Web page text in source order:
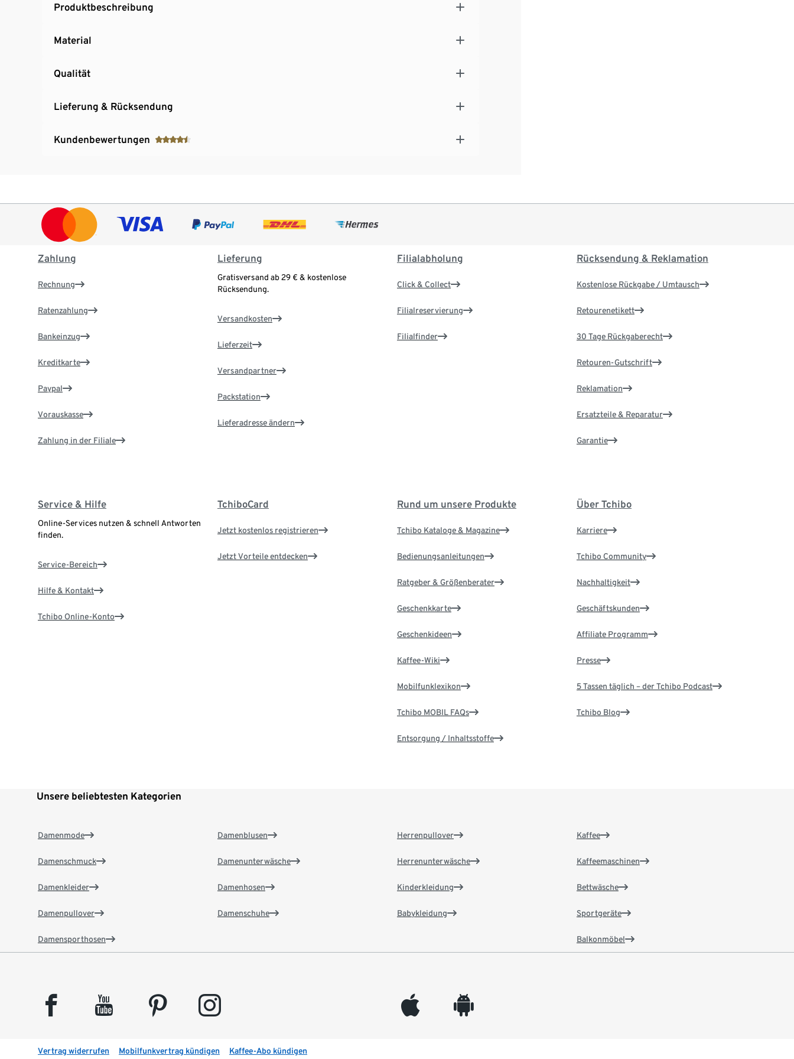
Produktbeschreibung
Material
Qualität
Lieferung & Rücksendung
Kundenbewertungen
Zahlung
Rechnung
Ratenzahlung
Bankeinzug
Kreditkarte
Paypal
Vorauskasse
Zahlung in der Filiale
Lieferung
Gratisversand ab 29 € & kostenlose
Rücksendung.
Versandkosten
Lieferzeit
Versandpartner
Packstation
Lieferadresse ändern
Filialabholung
Click & Collect
Filialreservierung
Filialfinder
Rücksendung & Reklamation
Kostenlose Rückgabe / Umtausch
Retourenetikett
30 Tage Rückgaberecht
Retouren-Gutschrift
Reklamation
Ersatzteile & Reparatur
Garantie
Service & Hilfe
Online-Services nutzen & schnell Antworten
finden.
Service-Bereich
Hilfe & Kontakt
Tchibo Online-Konto
TchiboCard
Jetzt kostenlos registrieren
Jetzt Vorteile entdecken
Rund um unsere Produkte
Tchibo Kataloge & Magazine
Bedienungsanleitungen
Ratgeber & Größenberater
Geschenkkarte
Geschenkideen
Kaffee-Wiki
Mobilfunklexikon
Tchibo MOBIL FAQs
Entsorgung / Inhaltsstoffe
Über Tchibo
Karriere
Tchibo Community
Nachhaltigkeit
Geschäftskunden
Affiliate Programm
Presse
5 Tassen täglich – der Tchibo Podcast
Tchibo Blog
Unsere beliebtesten Kategorien
Damenmode
Damenschmuck
Damenkleider
Damenpullover
Damensporthosen
Damenblusen
Damenunterwäsche
Damenhosen
Damenschuhe
Herrenpullover
Herrenunterwäsche
Kinderkleidung
Babykleidung
Kaffee
Kaffeemaschinen
Bettwäsche
Sportgeräte
Balkonmöbel
facebook youtube pinterest instagram appleinc android
Vertrag widerrufen Mobilfunkvertrag kündigen Kaffee-Abo kündigen